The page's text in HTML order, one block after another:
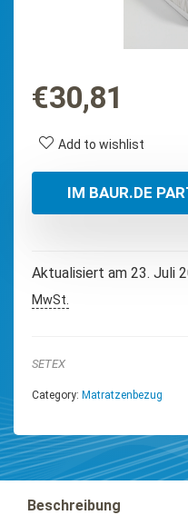
€30,81
Add to wishlist
IM BAUR.DE
Aktualisiert am 23. Juli
MwSt.
SETEX
Category: Matratzenbezug
Beschreibung